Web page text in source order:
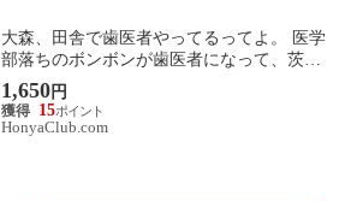
大森、田舎で歯医者やってるってよ。 医学
部落ちのボンボンが歯医者になって、茨城
の片田舎で案外楽しくやっている話 /大森
翔英
1,650円
15
HonyaClub.com